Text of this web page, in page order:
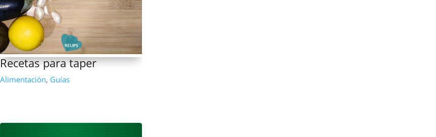
Recetas para taper
Alimentación, Guías